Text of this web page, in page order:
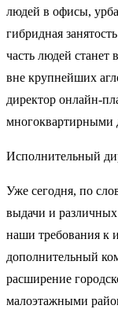
людей в офисы,
гибридная
часть людей станет
вне крупнейших
директор онлайн-
многоквартирными
Исполнительный
Уже сегодня, по
выдачи и
наши требования к
дополнительный
расширение
малоэтажными